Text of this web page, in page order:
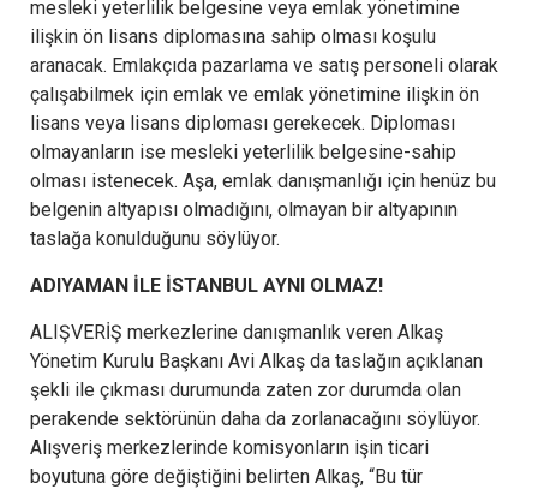
mesleki yeterlilik belgesine veya emlak yönetimine
ilişkin ön lisans diplomasına sahip olması koşulu
aranacak. Emlakçıda pazarlama ve satış personeli olarak
çalışabilmek için emlak ve emlak yönetimine ilişkin ön
lisans veya lisans diploması gerekecek. Diploması
olmayanların ise mesleki yeterlilik belgesine-sahip
olması istenecek. Aşa, emlak danışmanlığı için henüz bu
belgenin altyapısı olmadığını, olmayan bir altyapının
taslağa konulduğunu söylüyor.
ADIYAMAN İLE İSTANBUL AYNI OLMAZ!
ALIŞVERİŞ merkezlerine danışmanlık veren Alkaş
Yönetim Kurulu Başkanı Avi Alkaş da taslağın açıklanan
şekli ile çıkması durumunda zaten zor durumda olan
perakende sektörünün daha da zorlanacağını söylüyor.
Alışveriş merkezlerinde komisyonların işin ticari
boyutuna göre değiştiğini belirten Alkaş, “Bu tür